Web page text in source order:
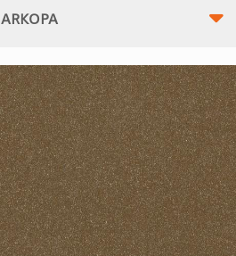
ARKOPA